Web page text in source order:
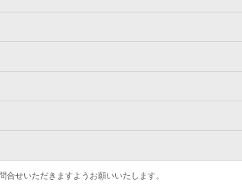
せいただきますようお願いいたします。